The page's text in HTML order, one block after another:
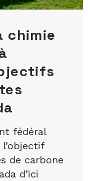
chimie
fédéral
de carbone
d’ici